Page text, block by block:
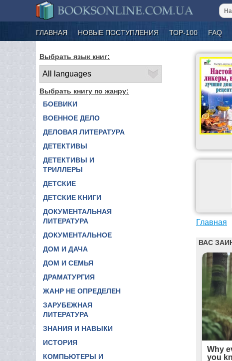
ГЛАВНАЯ НОВЫЕ ПОСТУПЛЕНИЯ ТОР-100 FAQ
Выбрать язык книг:
Выбрать книгу по жанру:
БОЕВИКИ
ВОЕННОЕ ДЕЛО
ДЕЛОВАЯ ЛИТЕРАТУРА
ДЕТЕКТИВЫ
ДЕТЕКТИВЫ И
ТРИЛЛЕРЫ
ДЕТСКИЕ
ДЕТСКИЕ КНИГИ
ДОКУМЕНТАЛЬНАЯ
ЛИТЕРАТУРА
ДОКУМЕНТАЛЬНОЕ
ДОМ И ДАЧА
ДОМ И СЕМЬЯ
ДРАМАТУРГИЯ
ЖАНР НЕ ОПРЕДЕЛЕН
ЗАРУБЕЖНАЯ
ЛИТЕРАТУРА
ЗНАНИЯ И НАВЫКИ
ИСТОРИЯ
КОМПЬЮТЕРЫ И
Главная